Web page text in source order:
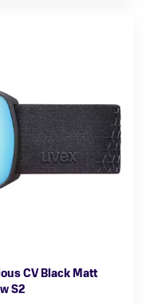
CV Black Matt
S2